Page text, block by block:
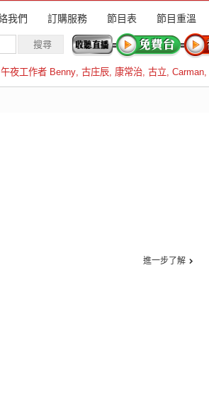
我們 訂購服務 節目表 節目重溫
午夜工作者 Benny, 古庄辰, 康常治, 古立, Carman,
進一步了解